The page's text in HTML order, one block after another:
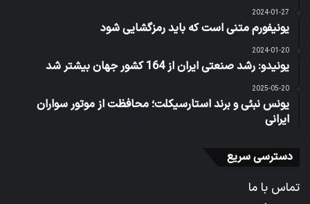
2024-01-27
یونیفورم متنی است که باید رمزگشایی شود
2024-01-20
یونیدو: رشد صنعتی ایران از 164 کشور جهان بیشتر شد
2025-05-20
یونس نبئی و برند استارسیکلت؛ محافظت از موتور سواران
ایرانی
دسترسی سریع
تماس با ما